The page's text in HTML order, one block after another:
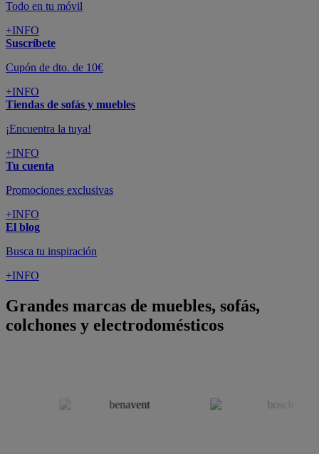
Todo en tu móvil
+INFO
Suscríbete
Cupón de dto. de 10€
+INFO
Tiendas de sofás y muebles
¡Encuentra la tuya!
+INFO
Tu cuenta
Promociones exclusivas
+INFO
El blog
Busca tu inspiración
+INFO
Grandes marcas de muebles, sofás,
colchones y electrodomésticos